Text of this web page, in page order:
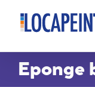
Passer
contenu
Eponge